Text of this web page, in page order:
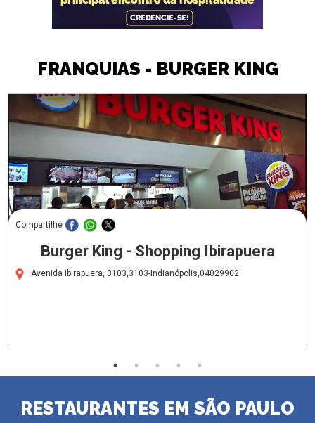
FRANQUIAS - BURGER KING
Compartilhe
Burger King - Shopping Ibirapuera
Avenida Ibirapuera, 3103,3103-Indianópolis,04029902
RESTAURANTES EM SÃO PAULO